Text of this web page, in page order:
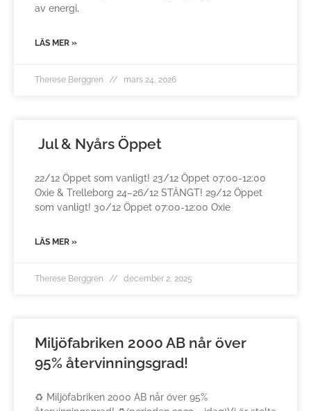
av energi,
LÄS MER »
Therese Berggren mars 24, 2026
Jul & Nyårs Öppet
22/12 Öppet som vanligt! 23/12 Öppet 07:00-12:00
Oxie & Trelleborg 24–26/12 STÄNGT! 29/12 Öppet
som vanligt! 30/12 Öppet 07:00-12:00 Oxie
LÄS MER »
Therese Berggren december 2, 2025
Miljöfabriken 2000 AB når över
95% återvinningsgrad!
♻️ Miljöfabriken 2000 AB når över 95%